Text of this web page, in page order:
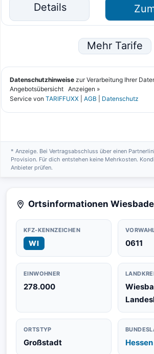
* Anzeige. Bei Vertragsabschluss über einen
Provision. Für dich entstehen keine Mehrkosten.
Anbieter prüfen.
Ortsinformationen
KFZ-KENNZEICHEN
WI 0611
EINWOHNER
278.000
ORTSTYP
Großstadt Hessen